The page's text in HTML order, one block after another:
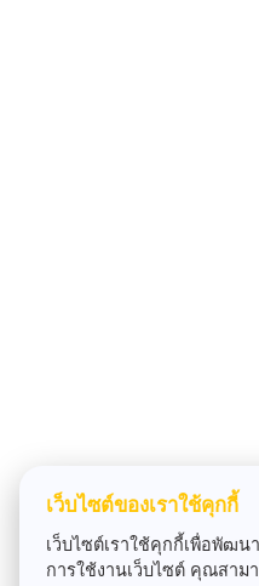
เว็บไซต์ของเราใช้คุกกี้
เว็บไซต์เราใช้คุกกี้เพื่อพัฒ
การใช้งานเว็บไซต์ คุณสาม